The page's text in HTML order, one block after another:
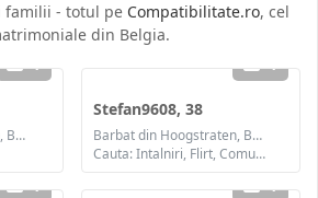
familii - totul pe Compatibilitate.ro, cel
din Belgia.
1
Barbat din Hoogstraten, Belgia
1
Stefan9608, 38
Barbat din Hoogstraten, Belgia
Cauta: Intalniri, Flirt, Comunicare / chat, Prietenie
1 1